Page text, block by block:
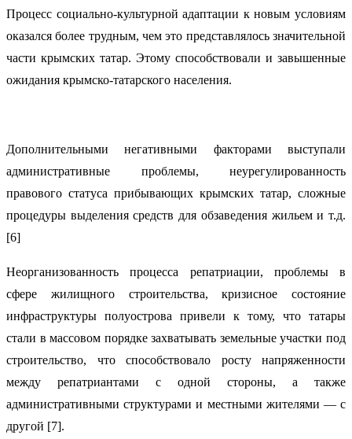
Процесс социально-культурной адаптации к новым условиям
оказался более трудным, чем это представлялось значительной
части крымских татар. Этому способствовали и завышенные
ожидания крымско-татарского населения.
Дополнительными негативными факторами выступали
административные проблемы, неурегулированность
правового статуса прибывающих крымских татар, сложные
процедуры выделения средств для обзаведения жильем и т.д.
[6]
Неорганизованность процесса репатриации, проблемы в
сфере жилищного строительства, кризисное состояние
инфраструктуры полуострова привели к тому, что татары
стали в массовом порядке захватывать земельные участки под
строительство, что способствовало росту напряженности
между репатриантами с одной стороны, а также
административными структурами и местными жителями — с
другой [7].